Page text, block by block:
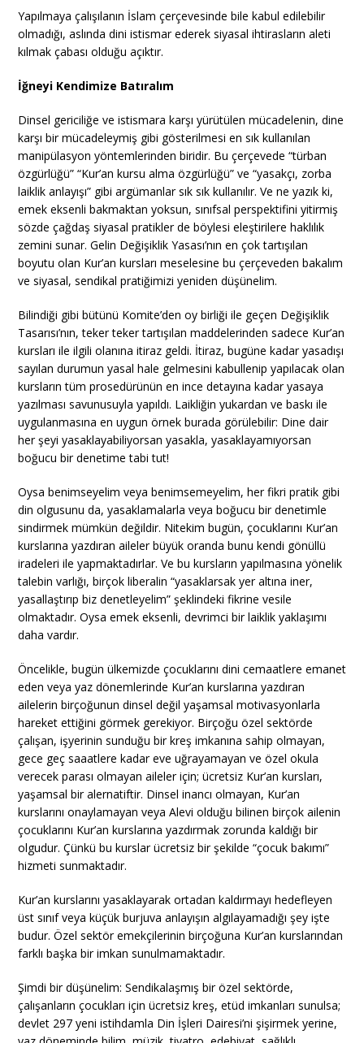
Yapılmaya çalışılanın İslam çerçevesinde bile kabul edilebilir
olmadığı, aslında dini istismar ederek siyasal ihtirasların aleti
kılmak çabası olduğu açıktır.
İğneyi Kendimize Batıralım
Dinsel gericiliğe ve istismara karşı yürütülen mücadelenin, dine
karşı bir mücadeleymiş gibi gösterilmesi en sık kullanılan
manipülasyon yöntemlerinden biridir. Bu çerçevede “türban
özgürlüğü” “Kur’an kursu alma özgürlüğü” ve “yasakçı, zorba
laiklik anlayışı” gibi argümanlar sık sık kullanılır. Ve ne yazık ki,
emek eksenli bakmaktan yoksun, sınıfsal perspektifini yitirmiş
sözde çağdaş siyasal pratikler de böylesi eleştirilere haklılık
zemini sunar. Gelin Değişiklik Yasası’nın en çok tartışılan
boyutu olan Kur’an kursları meselesine bu çerçeveden bakalım
ve siyasal, sendikal pratiğimizi yeniden düşünelim.
Bilindiği gibi bütünü Komite’den oy birliği ile geçen Değişiklik
Tasarısı’nın, teker teker tartışılan maddelerinden sadece Kur’an
kursları ile ilgili olanına itiraz geldi. İtiraz, bugüne kadar yasadışı
sayılan durumun yasal hale gelmesini kabullenip yapılacak olan
kursların tüm prosedürünün en ince detayına kadar yasaya
yazılması savunusuyla yapıldı. Laikliğin yukardan ve baskı ile
uygulanmasına en uygun örnek burada görülebilir: Dine dair
her şeyi yasaklayabiliyorsan yasakla, yasaklayamıyorsan
boğucu bir denetime tabi tut!
Oysa benimseyelim veya benimsemeyelim, her fikri pratik gibi
din olgusunu da, yasaklamalarla veya boğucu bir denetimle
sindirmek mümkün değildir. Nitekim bugün, çocuklarını Kur’an
kurslarına yazdıran aileler büyük oranda bunu kendi gönüllü
iradeleri ile yapmaktadırlar. Ve bu kursların yapılmasına yönelik
talebin varlığı, birçok liberalin “yasaklarsak yer altına iner,
yasallaştırıp biz denetleyelim” şeklindeki fikrine vesile
olmaktadır. Oysa emek eksenli, devrimci bir laiklik yaklaşımı
daha vardır.
Öncelikle, bugün ülkemizde çocuklarını dini cemaatlere emanet
eden veya yaz dönemlerinde Kur’an kurslarına yazdıran
ailelerin birçoğunun dinsel değil yaşamsal motivasyonlarla
hareket ettiğini görmek gerekiyor. Birçoğu özel sektörde
çalışan, işyerinin sunduğu bir kreş imkanına sahip olmayan,
gece geç saaatlere kadar eve uğrayamayan ve özel okula
verecek parası olmayan aileler için; ücretsiz Kur’an kursları,
yaşamsal bir alernatiftir. Dinsel inancı olmayan, Kur’an
kurslarını onaylamayan veya Alevi olduğu bilinen birçok ailenin
çocuklarını Kur’an kurslarına yazdırmak zorunda kaldığı bir
olgudur. Çünkü bu kurslar ücretsiz bir şekilde “çocuk bakımı”
hizmeti sunmaktadır.
Kur’an kurslarını yasaklayarak ortadan kaldırmayı hedefleyen
üst sınıf veya küçük burjuva anlayışın algılayamadığı şey işte
budur. Özel sektör emekçilerinin birçoğuna Kur’an kurslarından
farklı başka bir imkan sunulmamaktadır.
Şimdi bir düşünelim: Sendikalaşmış bir özel sektörde,
çalışanların çocukları için ücretsiz kreş, etüd imkanları sunulsa;
devlet 297 yeni istihdamla Din İşleri Dairesi’ni şişirmek yerine,